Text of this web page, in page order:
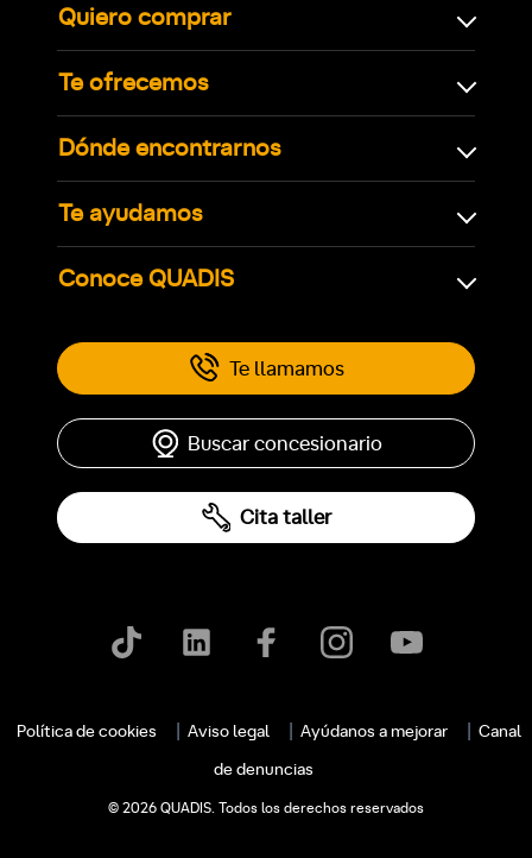
Quiero comprar
Te ofrecemos
Dónde encontrarnos
Te ayudamos
Conoce QUADIS
Te llamamos
Buscar concesionario
Cita taller
Política de cookies Aviso legal Ayúdanos a mejorar Canal
de denuncias
© 2026 QUADIS. Todos los derechos reservados